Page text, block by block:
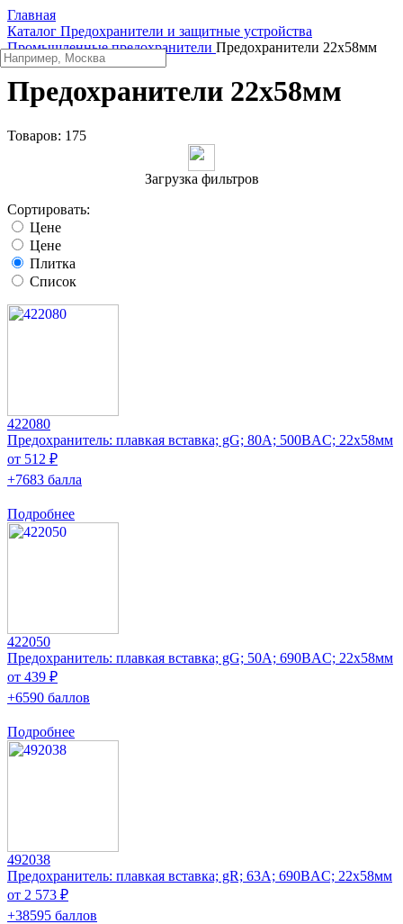
Главная
Каталог Предохранители и защитные устройства
Промышленные предохранители Предохранители 22x58мм
Предохранители 22x58мм
Товаров: 175
Загрузка фильтров
Сортировать:
Цене
Цене
Плитка
Список
422080
Предохранитель: плавкая вставка; gG; 80А; 500ВAC; 22x58мм
от 512 ₽
+7683 балла
Подробнее
422050
Предохранитель: плавкая вставка; gG; 50А; 690ВAC; 22x58мм
от 439 ₽
+6590 баллов
Подробнее
492038
Предохранитель: плавкая вставка; gR; 63А; 690ВAC; 22x58мм
от 2 573 ₽
+38595 баллов